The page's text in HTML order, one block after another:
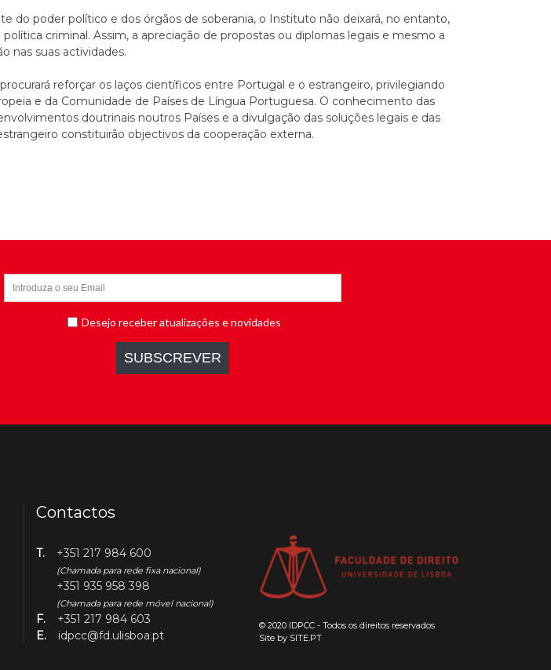
do poder político e dos órgãos de soberania, o Instituto não deixará, no entanto,
criminal. Assim, a apreciação de propostas ou diplomas legais e mesmo a
nas suas actividades.
reforçar os laços científicos entre Portugal e o estrangeiro, privilegiando
e da Comunidade de Países de Língua Portuguesa. O conhecimento das
doutrinais noutros Países e a divulgação das soluções legais e das
constituirão objectivos da cooperação externa.
Contactos
T. +351 217 984 600
(Chamada para rede fixa nacional)
+351 935 958 398
(Chamada para rede móvel nacional)
F.
+351 217 984 603
E.
idpcc@fd.ulisboa.pt
© 2020 IDPCC - Todos os direitos reservados
Site by SITE.PT